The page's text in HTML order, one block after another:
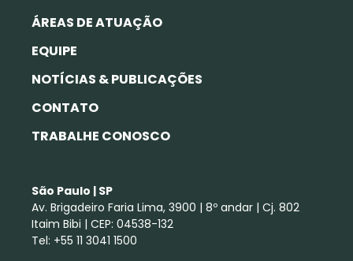
ÁREAS DE ATUAÇÃO
EQUIPE
NOTÍCIAS & PUBLICAÇÕES
CONTATO
TRABALHE CONOSCO
São Paulo | SP
Av. Brigadeiro Faria Lima, 3900 | 8º andar | Cj. 802
Itaim Bibi | CEP: 04538-132
Tel: +55 11 3041 1500